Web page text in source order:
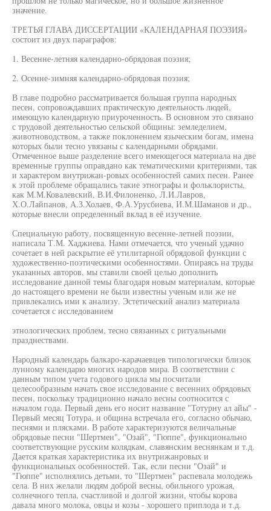
значение.
ТРЕТЬЯ ГЛАВА ДИССЕРТАЦИИ «КАЛЕНДАРНАЯ ПОЭЗИЯ»
состоит из двух параграфов:
1. Весенне-летняя календарно-обрядовая поэзия;
2. Осенне-зимняя календарно-обрядовая поэзия;
В главе подробно рассматривается большая группа народных
песен, сопровождавших практическую деятельность людей,
имеющую календарную приуроченность. В основном это связано
с трудовой деятельностью сельской общины: земледелием,
животноводством, а также поклонением языческим богам, имена
которых были тесно увязаны с календарными обрядами.
Отмеченное выше разделение всего имеющегося материала на две
временные группы оправдано как тематическими критериями, так
и характером внутрижан-ровых особенностей самих песен. Ранее
к этой проблеме обращались такие этнографы и фольклористы,
как М.М.Ковалевский, В.И.Филоненко, Л.И.Лавров,
Х.О.Лайпанов, А.З.Холаев, Ф.А.Урусбиева, И.М.Шаманов и др.,
которые внесли определенный вклад в её изучение.
Специальную работу, посвященную весенне-летней поэзии,
написала Т.М. Хаджиева. Нами отмечается, что ученый удачно
сочетает в ней раскрытие её утилитарной обрядовой функции с
художественно-поэтическими особенностями. Опираясь на труды
указанных авторов, мы ставили своей целыо дополнить
исследование данной темы благодаря новым материалам, которые
до настоящего времени не были известны ученым или же не
привлекались ими к анализу. Эстетический анализ материала
сочетается с исследованием
этнологических проблем, тесно связанных с ритуальными
празднествами.
Народный календарь балкаро-карачаевцев типологически близок
лунному календарю многих народов мира. В соответствии с
данным типом учета годового цикла мы посчитали
целесообразным начать свое исследование с весенних обрядовых
песен, поскольку традиционно начало весны соотносится с
началом года. Первый день его носит название "Тотурну ал айы" -
Первый месяц Тотура, и община встречала его, согласно обычаю,
песнями и плясками. В работе характеризуются величальные
обрядовые песни "Шертмен", "Озай", "Гюппе", функционально
соответствующие русским колядкам, славянским веснянкам и т.д.
Дается краткая характеристика их внутрижанровых и
функциональных особенностей. Так, если песни "Озай" и
"Гюппе" исполнялись детьми, то "Шертмен" распевала молодежь
села. В них желали людям доброй весны, обильного урожая,
солнечного тепла, счастливой и долгой жизни, чтобы корова
давала много молока, овцы и козы - хорошего приплода и т.д.